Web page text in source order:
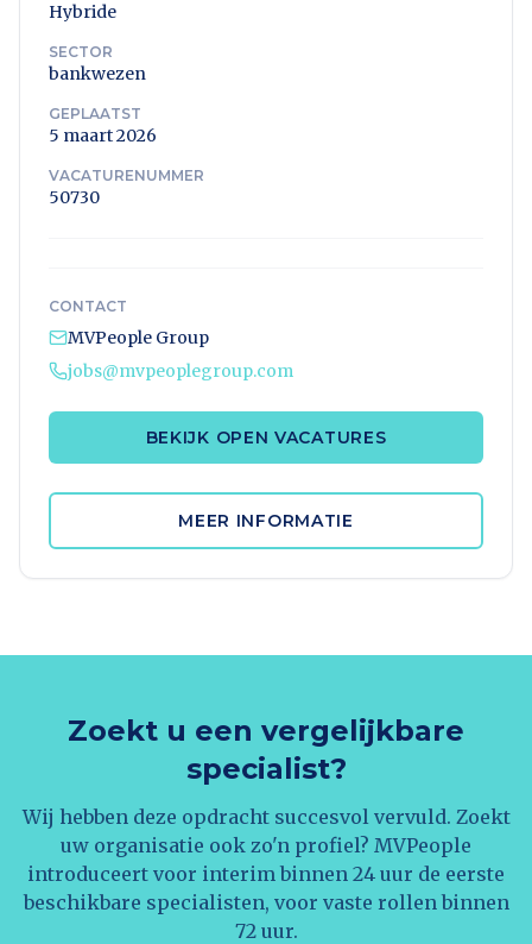
Hybride
SECTOR
bankwezen
GEPLAATST
5 maart 2026
VACATURENUMMER
50730
CONTACT
MVPeople Group
jobs@mvpeoplegroup.com
BEKIJK OPEN VACATURES
MEER INFORMATIE
Zoekt u een vergelijkbare
specialist?
Wij hebben deze opdracht succesvol vervuld. Zoekt
uw organisatie ook zo'n profiel? MVPeople
introduceert voor interim binnen 24 uur de eerste
beschikbare specialisten, voor vaste rollen binnen
72 uur.